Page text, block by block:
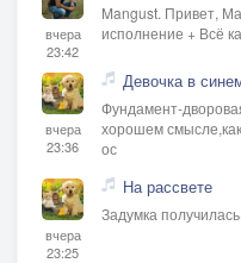
вчера
23:42
Mangust. Привет,
исполнение + Всё
вчера
23:36
Девочка в
Фундамент-
хорошем
ос
вчера
23:25
На рассвете
Задумка